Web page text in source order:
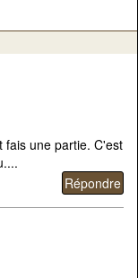
fais une partie. C'est